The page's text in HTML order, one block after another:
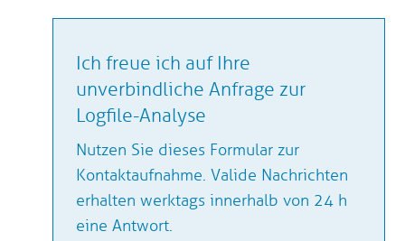
Ich freue ich auf Ihre
unverbindliche Anfrage zur
Logfile-Analyse
Nutzen Sie dieses Formular zur
Kontaktaufnahme. Valide Nachrichten
erhalten werktags innerhalb von 24 h
eine Antwort.